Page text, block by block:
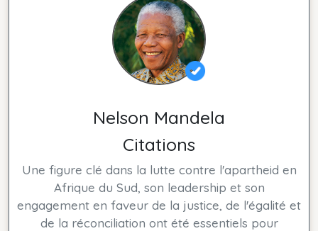
Nelson Mandela
Citations
Une figure clé dans la lutte contre l'apartheid en
Afrique du Sud, son leadership et son
engagement en faveur de la justice, de l'égalité et
de la réconciliation ont été essentiels pour